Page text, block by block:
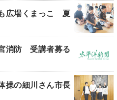
広場くまっこ 夏
消防 受講者募る
操の細川さん市長